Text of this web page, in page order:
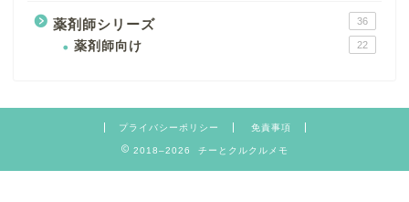
薬剤師シリーズ 36
薬剤師向け 22
プライバシーポリシー 免責事項
2018–2026 チーとクルクルメモ